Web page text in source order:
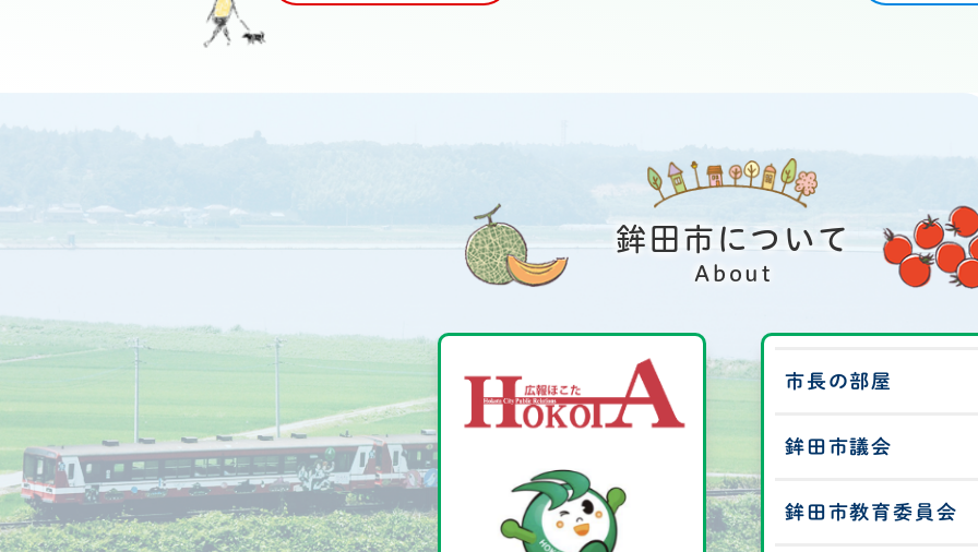
2026年8月3日
【行政視察受け入れ】埼玉県東松山市
2026年8月3日
令和8年熊本地震被災者支援のための
鉾田市について
About
市長の部屋
鉾田市議会
鉾田市教育委員会